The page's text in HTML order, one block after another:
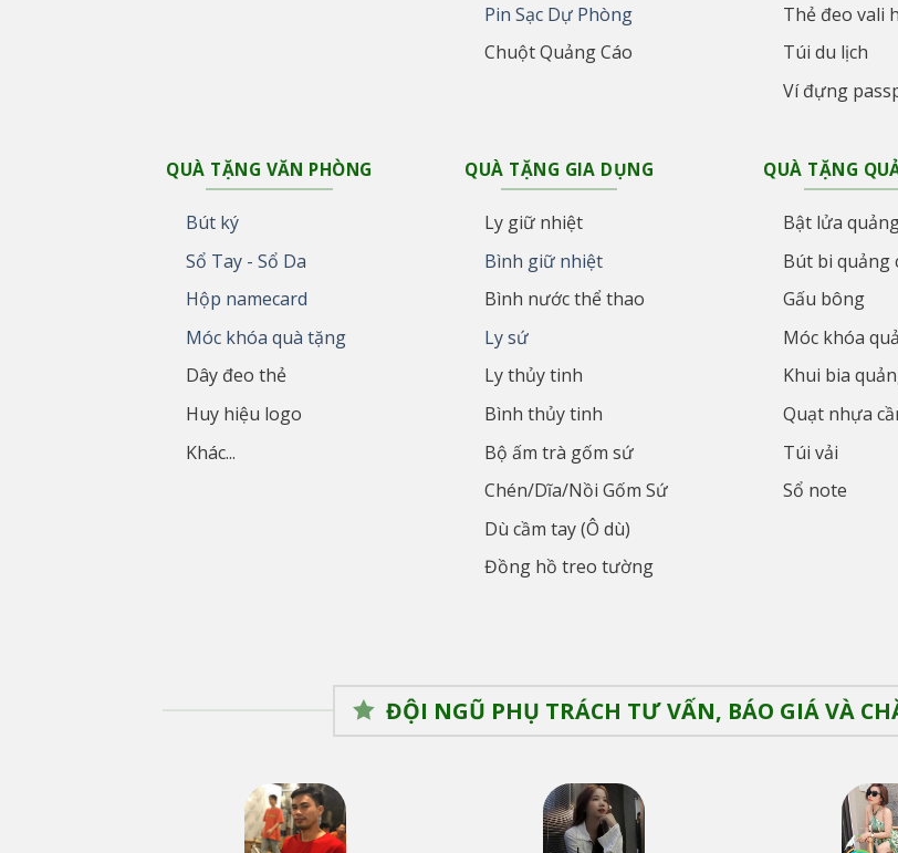
Pin Sạc Dự Phòng
Chuột Quảng Cáo
Thẻ đeo vali
Túi du lịch
Ví đựng
QUÀ TẶNG VĂN PHÒNG
Bút ký
Sổ Tay - Sổ Da
Hộp namecard
Móc khóa quà tặng
Dây đeo thẻ
Huy hiệu logo
Khác...
QUÀ TẶNG GIA DỤNG
Ly giữ nhiệt
Bình giữ nhiệt
Bình nước thể thao
Ly sứ
Ly thủy tinh
Bình thủy tinh
Bộ ấm trà gốm sứ
Chén/Dĩa/Nồi Gốm Sứ
Dù cầm tay (Ô dù)
Đồng hồ treo tường
QUÀ TẶNG
Bật lửa
Bút bi quảng
Gấu bông
Móc khóa
Khui bia
Quạt nhựa
Túi vải
Sổ note
ĐỘI NGŨ PHỤ TRÁCH TƯ VẤN, BÁO GIÁ VÀ